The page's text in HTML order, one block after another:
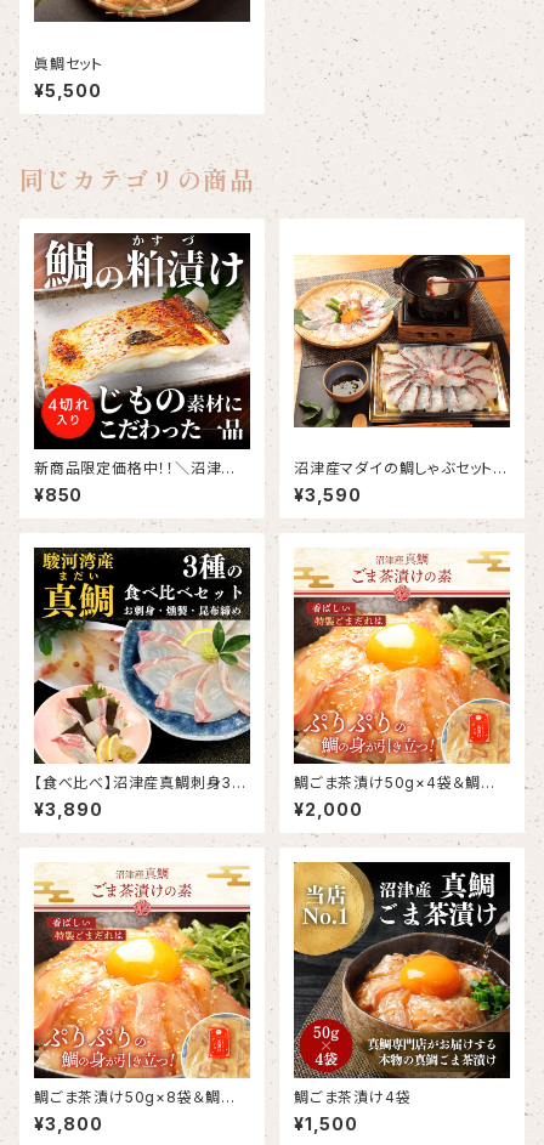
眞鯛セット
¥5,500
同じカテゴリの商品
新商品限定価格中！！＼沼津の
旨味を凝縮！／ 沼津産真鯛の極
上粕漬け 100g×2切れ（切り
身）
¥850
沼津産マダイの鯛しゃぶセット
鯛だし付き(メッセージカード・の
し対応可能)
¥3,590
【食べ比べ】沼津産真鯛刺身3種
セット（さしみ130g、昆布締め6
0g×2、スモーク60g×2）
¥3,890
鯛ごま茶漬け50g×4袋＆鯛だし
200ml
¥2,000
鯛ごま茶漬け50g×8袋＆鯛だし
200ml×2袋
¥3,800
鯛ごま茶漬け4袋
¥1,500